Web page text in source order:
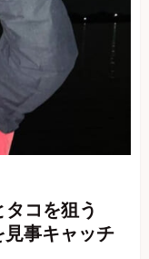
コを狙う
見事キャッチ